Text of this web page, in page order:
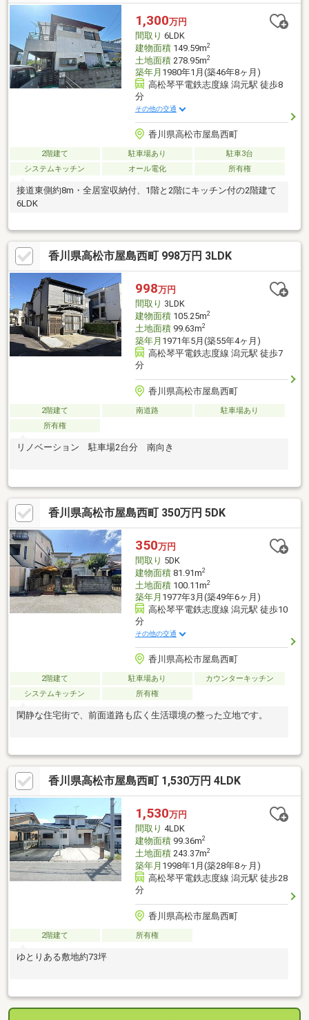
1,300万円
間取り 6LDK
建物面積149.59m2
土地面積278.95m2
築年月 1980年1月(築46年8ヶ月)
高松琴平電鉄志度線 潟元駅 徒歩8
分
その他の交通
香川県高松市屋島西町
2階建て 駐車場あり
駐車3台
システムキッチン
オール電化 所有権
接道東側約8m・全居室収納付、1階と2階にキッチン付の2階建て
6LDK
香川県高松市屋島西町 998万円 3LDK
998万円
間取り 3LDK
建物面積105.25m2
土地面積99.63m2
築年月 1971年5月(築55年4ヶ月)
高松琴平電鉄志度線 潟元駅 徒歩7
分
香川県高松市屋島西町
2階建て 南道路
駐車場あり
所有権
リノベーション 駐車場2台分 南向き
香川県高松市屋島西町 350万円 5DK
350万円
間取り 5DK
建物面積81.91m2
土地面積100.11m2
築年月 1977年3月(築49年6ヶ月)
高松琴平電鉄志度線 潟元駅 徒歩10
分
その他の交通
香川県高松市屋島西町
2階建て 駐車場あり
カウンターキッチン
システムキッチン
所有権
閑静な住宅街で、前面道路も広く生活環境の整った立地です。
香川県高松市屋島西町 1,530万円 4LDK
1,530万円
間取り 4LDK
建物面積99.36m2
土地面積243.37m2
築年月 1998年1月(築28年8ヶ月)
高松琴平電鉄志度線 潟元駅 徒歩28
分
香川県高松市屋島西町
2階建て 所有権
ゆとりある敷地約73坪